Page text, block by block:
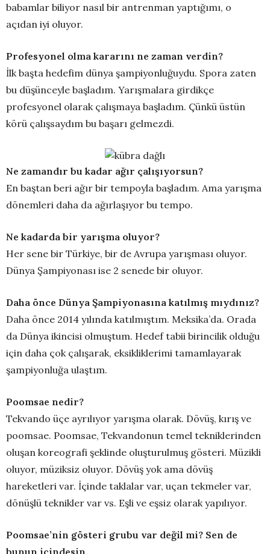
babamlar biliyor nasıl bir antrenman yaptığımı, o
açıdan iyi oluyor.
Profesyonel olma kararını ne zaman verdin?
İlk başta hedefim dünya şampiyonluğuydu. Spora zaten
bu düşünceyle başladım. Yarışmalara girdikçe
profesyonel olarak çalışmaya başladım. Çünkü üstün
körü çalışsaydım bu başarı gelmezdi.
Ne zamandır bu kadar ağır çalışıyorsun?
En baştan beri ağır bir tempoyla başladım. Ama yarışma
dönemleri daha da ağırlaşıyor bu tempo.
Ne kadarda bir yarışma oluyor?
Her sene bir Türkiye, bir de Avrupa yarışması oluyor.
Dünya Şampiyonası ise 2 senede bir oluyor.
Daha önce Dünya Şampiyonasına katılmış mıydınız?
Daha önce 2014 yılında katılmıştım. Meksika’da. Orada
da Dünya ikincisi olmuştum. Hedef tabii birincilik olduğu
için daha çok çalışarak, eksikliklerimi tamamlayarak
şampiyonluğa ulaştım.
Poomsae nedir?
Tekvando üçe ayrılıyor yarışma olarak. Dövüş, kırış ve
poomsae. Poomsae, Tekvandonun temel tekniklerinden
oluşan koreografi şeklinde oluşturulmuş gösteri. Müzikli
oluyor, müziksiz oluyor. Dövüş yok ama dövüş
hareketleri var. İçinde taklalar var, uçan tekmeler var,
dönüşlü teknikler var vs. Eşli ve eşsiz olarak yapılıyor.
Poomsae’nin gösteri grubu var değil mi? Sen de
bunun içindesin.